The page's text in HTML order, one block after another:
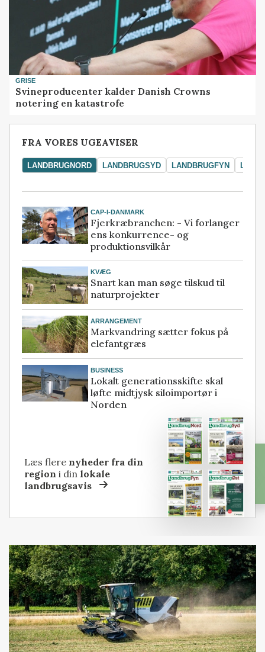
GRISE
Svineproducenter kalder Danish Crowns
notering en katastrofe
FRA VORES UGEAVISER
LANDBRUGNORD LANDBRUGSYD LANDBRUGFYN
CAP-I-DANMARK
Fjerkræbranchen: - Vi forlanger
ens konkurrence- og
produktionsvilkår
KVÆG
Snart kan man søge tilskud til
naturprojekter
ARRANGEMENT
Markvandring sætter fokus på
elefantgræs
BUSINESS
Lokalt generationsskifte skal
løfte midtjysk siloimportør i
Norden
Læs flere nyheder fra din
region i dinlokale
landbrugsavis